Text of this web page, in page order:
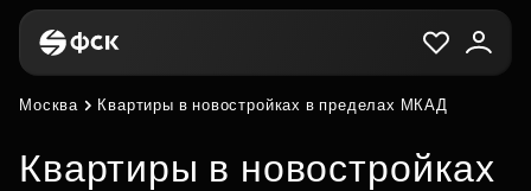
Москва Квартиры в новостройках в пределах МКАД
Квартиры в новостройках